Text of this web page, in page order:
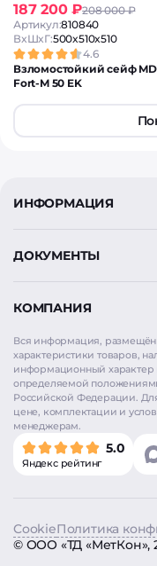
187 200 ₽208 000 ₽
Артикул:810840
ВxШxГ:500x510x510
4.6
Взломостойкий сейф
Fort-M 50 EK
Вся информация,
характеристики товаров,
информационный характер
определяемой положениями
Российской Федерации.
цене, комплектации и
менеджерам.
5.0
Яндекс рейтинг
ИНФОРМАЦИЯ
ДОКУМЕНТЫ
КОМПАНИЯ
© ООО «ТД «МетКон»,
CookieПолитика
Мы используем
работы сайта.
соглашаетесь на
«Согласен», вы
Согласен